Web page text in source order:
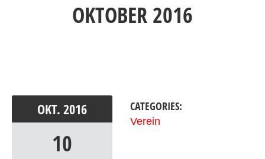
OKTOBER 2016
OKT. 2016
10
CATEGORIES:
Verein